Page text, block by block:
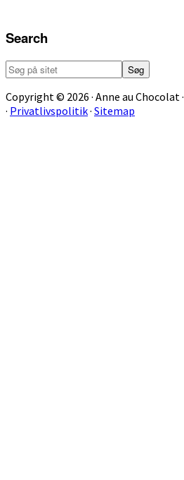
Search
Søg
på
sitet
Copyright © 2026 · Anne au Chocolat ·
· Privatlivspolitik· Sitemap